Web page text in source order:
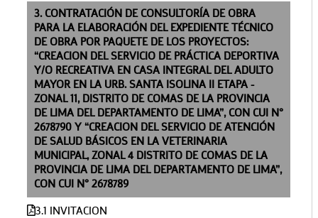
3. CONTRATACIÓN DE CONSULTORÍA DE OBRA
PARA LA ELABORACIÓN DEL EXPEDIENTE TÉCNICO
DE OBRA POR PAQUETE DE LOS PROYECTOS:
“CREACION DEL SERVICIO DE PRÁCTICA DEPORTIVA
Y/O RECREATIVA EN CASA INTEGRAL DEL ADULTO
MAYOR EN LA URB. SANTA ISOLINA II ETAPA -
ZONAL 11, DISTRITO DE COMAS DE LA PROVINCIA
DE LIMA DEL DEPARTAMENTO DE LIMA”, CON CUI N°
2678790 Y “CREACION DEL SERVICIO DE ATENCIÓN
DE SALUD BÁSICOS EN LA VETERINARIA
MUNICIPAL, ZONAL 4 DISTRITO DE COMAS DE LA
PROVINCIA DE LIMA DEL DEPARTAMENTO DE LIMA”,
CON CUI N° 2678789
3.1 INVITACION